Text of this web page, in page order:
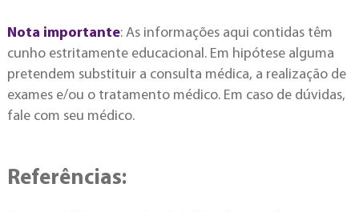
Nota importante: As informações aqui contidas têm
cunho estritamente educacional. Em hipótese alguma
pretendem substituir a consulta médica, a realização de
exames e/ou o tratamento médico. Em caso de dúvidas,
fale com seu médico.
Referências: